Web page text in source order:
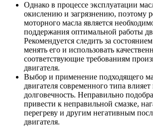
Однако в процессе эксплуатации
окислению и загрязнению, поэтому
моторного масла является
поддержания оптимальной работы
Рекомендуется следить за
менять его и использовать
соответствующие требованиям
двигателя.
Выбор и применение подходящего
двигателя современного типа влияет
долговечность. Неправильно
привести к неправильной смазке,
перегреву и другим негативным
двигателя.